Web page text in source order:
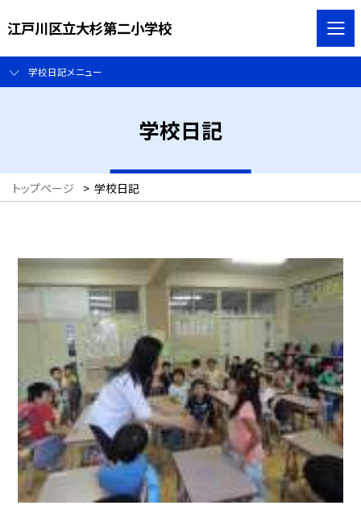
江戸川区立大杉第二小学校
学校日記メニュー
学校日記
トップページ > 学校日記